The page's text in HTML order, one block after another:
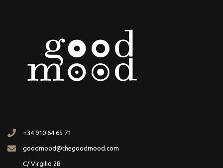
+34 910 64 65 71
goodmood@thegoodmood.com
C/ Virgilio 2B